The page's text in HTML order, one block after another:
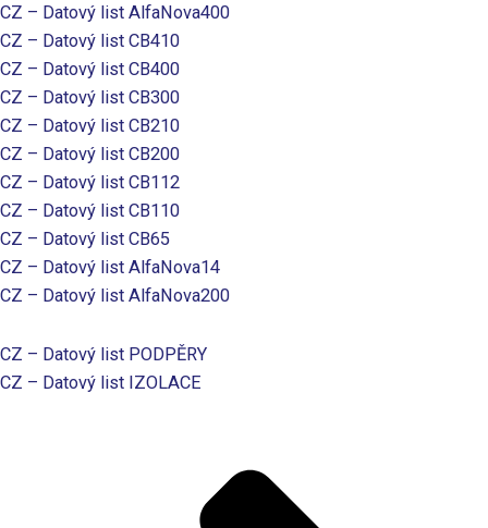
CZ – Datový list AlfaNova400
CZ – Datový list CB410
CZ – Datový list CB400
CZ – Datový list CB300
CZ – Datový list CB210
CZ – Datový list CB200
CZ – Datový list CB112
CZ – Datový list CB110
CZ – Datový list CB65
CZ – Datový list AlfaNova14
CZ – Datový list AlfaNova200
CZ – Datový list PODPĚRY
CZ – Datový list IZOLACE